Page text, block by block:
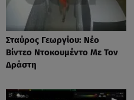
Σταύρος Γεωργίου: Νέο
Βίντεο Ντοκουμέντο Με Τον
Δράστη